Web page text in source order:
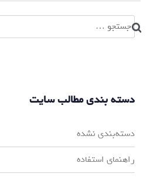
جستجو
برای:
دسته بندی مطالب سایت
دسته‌بندی نشده
راهنمای استفاده